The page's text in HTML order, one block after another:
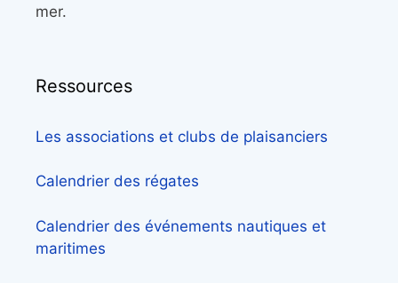
mer.
Ressources
Les associations et clubs de plaisanciers
Calendrier des régates
Calendrier des événements nautiques et
maritimes